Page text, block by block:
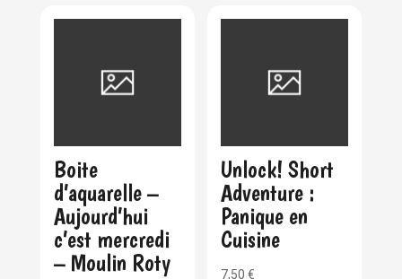
Boite
d’aquarelle –
Aujourd’hui
c’est mercredi
– Moulin Roty
Unlock! Short
Adventure :
Panique en
Cuisine
7,50€